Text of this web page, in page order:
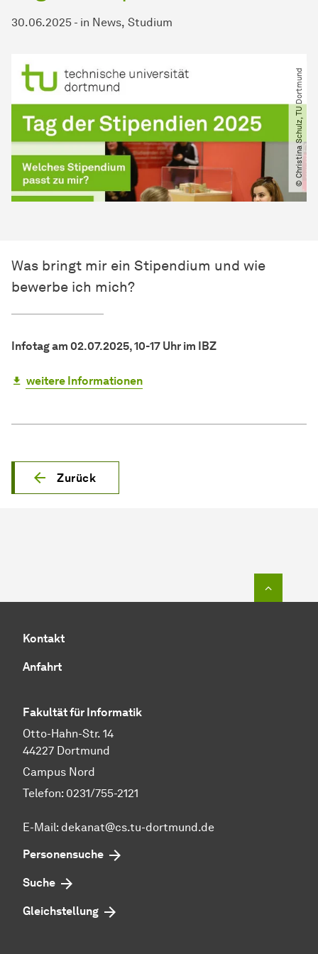
30.06.2025 - in News Studium
© Christina Schulz, TU Dortmund
Was bringt mir ein Stipendium und wie
bewerbe ich mich?
Infotag am 02.07.2025, 10-17 Uhr im IBZ
weitere Informationen
Zurück
Kontakt
Anfahrt
Fakultät für Informatik
Otto-Hahn-Str. 14
44227 Dortmund
Campus Nord
Telefon: 0231/755-2121
E-Mail: dekanat@cs.tu-dortmund.de
Personensuche
Suche
Gleichstellung